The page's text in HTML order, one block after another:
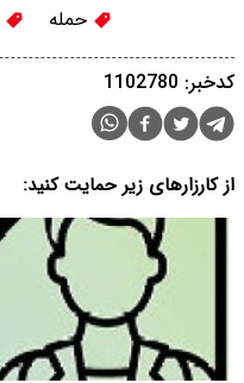
حمله
کدخبر: 1102780
از کارزارهای زیر حمایت کنید: